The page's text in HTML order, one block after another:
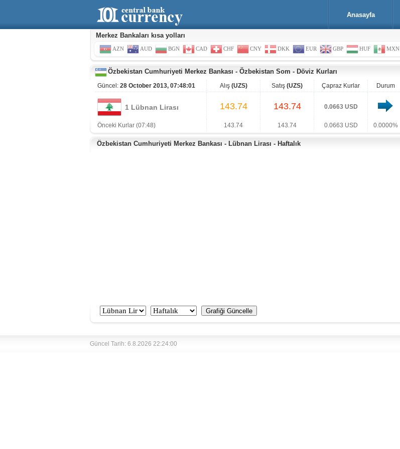
Anasayfa
Merkez Bankaları kısa yolları
AZN AUD BGN CAD CHF CNY DKK EUR GBP HUF MXN
Özbekistan Cumhuriyeti Merkez Bankası - Özbekistan Som - Döviz Kurları
Güncel: 28 October 2013, 07:48:01 Alış (UZS) Satış (UZS) Çapraz Kurlar Durum
1 Lübnan Lirası 143.74 143.74 0.0663 USD
Önceki Kurlar (07:48) 143.74 143.74 0.0663 USD 0.0000%
Özbekistan Cumhuriyeti Merkez Bankası - Lübnan Lirası - Haftalık
Güncel Tarih: 6.8.2026 22:24:00